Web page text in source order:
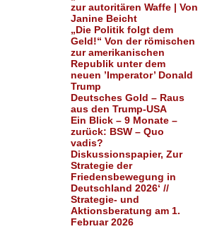
zur autoritären Waffe | Von
Janine Beicht
„Die Politik folgt dem
Geld!“ Von der römischen
zur amerikanischen
Republik unter dem
neuen ’Imperator’ Donald
Trump
Deutsches Gold – Raus
aus den Trump-USA
Ein Blick – 9 Monate –
zurück: BSW – Quo
vadis?
Diskussionspapier, Zur
Strategie der
Friedensbewegung in
Deutschland 2026‘ //
Strategie- und
Aktionsberatung am 1.
Februar 2026